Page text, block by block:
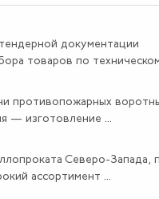
документации
товаров по
противопожарных
— изготовление ...
Северо-Запада,
ассортимент ...